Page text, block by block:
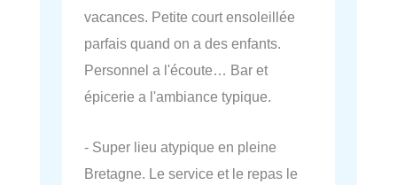
vacances. Petite court ensoleillée
parfais quand on a des enfants.
Personnel a l'écoute… Bar et
épicerie a l'ambiance typique.
- Super lieu atypique en pleine
Bretagne. Le service et le repas le